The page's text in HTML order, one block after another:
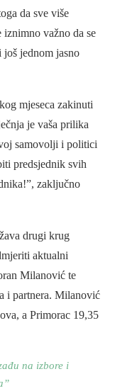
da sve više
važno da se
jednom jasno
mjeseca zakinuti
je vaša prilika
samovolji i politici
predsjednik svih
zaključno
drugi krug
aktualni
Milanović te
i partnera. Milanović
a Primorac 19,35
na izbore i